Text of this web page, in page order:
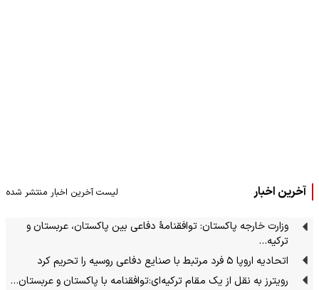
آخرین اخبار لیست آخرین اخبار منتشر شده
وزارت خارجه پاکستان: توافقنامهٔ دفاعی بین پاکستان، عربستان و
ترکیه…
اتحادیه اروپا ۵ فرد مرتبط با صنایع دفاعی روسیه را تحریم کرد
رویترز به نقل از یک مقام ترکیه‌ای:توافقنامه با پاکستان و عربستان…